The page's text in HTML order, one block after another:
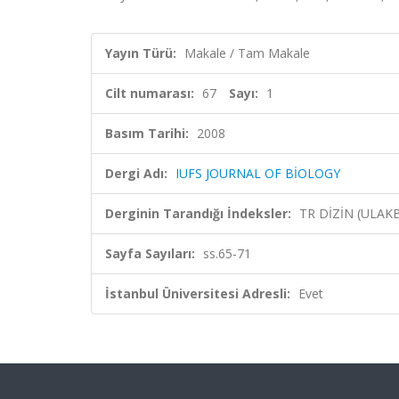
Yayın Türü: Makale / Tam Makale
Cilt numarası: 67 Sayı: 1
Basım Tarihi: 2008
Dergi Adı: IUFS JOURNAL OF BİOLOGY
Derginin Tarandığı İndeksler: TR DİZİN
Sayfa Sayıları: ss.65-71
İstanbul Üniversitesi Adresli: Evet